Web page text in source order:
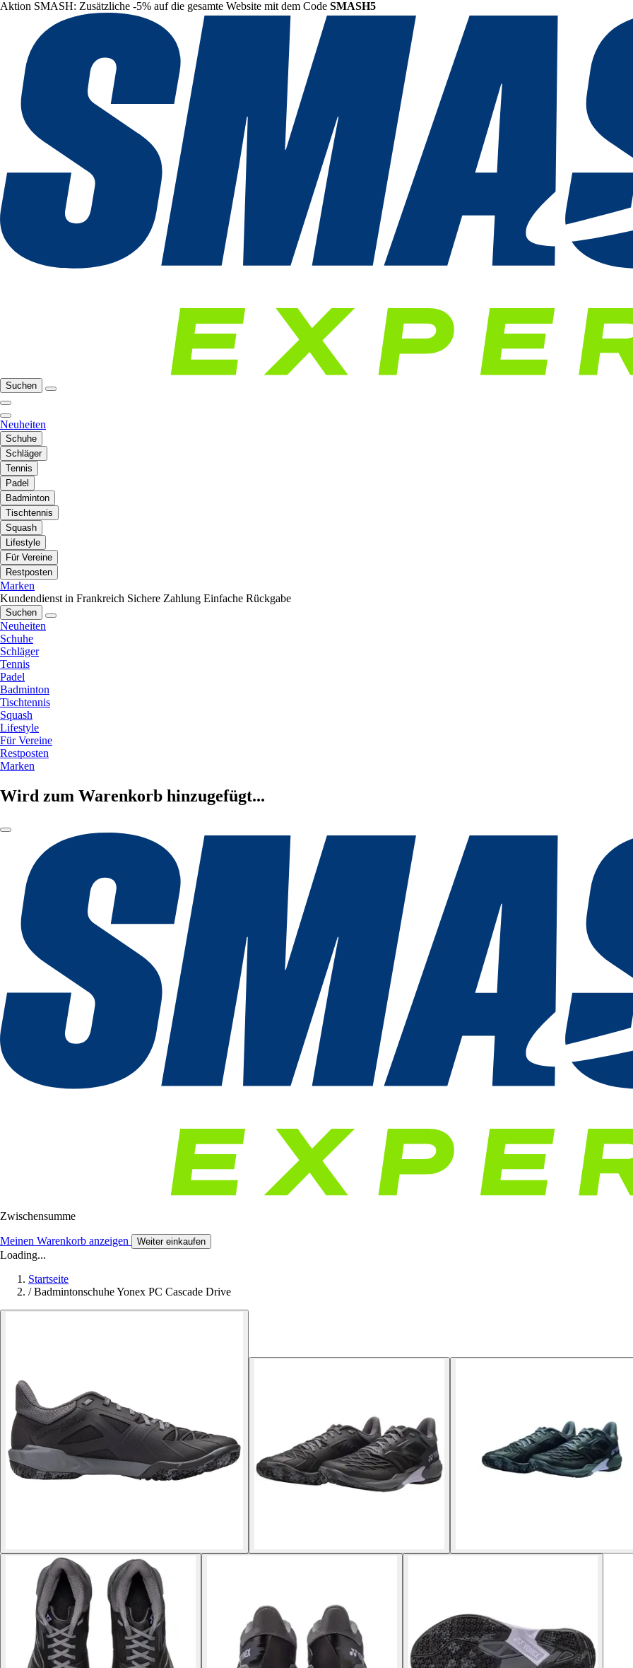
Aktion SMASH: Zusätzliche -5% auf die gesamte Website mit dem Code SMASH5
Suchen
Neuheiten
Schuhe
Schläger
Tennis
Padel
Badminton
Tischtennis
Squash
Lifestyle
Für Vereine
Restposten
Marken
Kundendienst in Frankreich Sichere Zahlung Einfache Rückgabe
Suchen
Neuheiten
Schuhe
Schläger
Tennis
Padel
Badminton
Tischtennis
Squash
Lifestyle
Für Vereine
Restposten
Marken
Wird zum Warenkorb hinzugefügt...
Zwischensumme
Meinen Warenkorb anzeigen Weiter einkaufen
Loading...
Startseite
/ Badmintonschuhe Yonex PC Cascade Drive